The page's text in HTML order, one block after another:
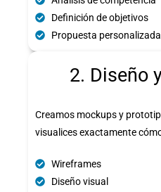
Definición de objetivos
Propuesta personalizada
2. Diseño
Creamos mockups y
visualices exactamente
Wireframes
Diseño visual